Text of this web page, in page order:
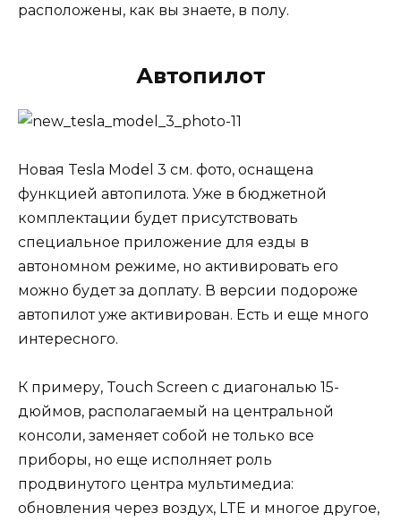
расположены, как вы знаете, в полу.
Автопилот
Новая Tesla Model 3 см. фото, оснащена
функцией автопилота. Уже в бюджетной
комплектации будет присутствовать
специальное приложение для езды в
автономном режиме, но активировать его
можно будет за доплату. В версии подороже
автопилот уже активирован. Есть и еще много
интересного.
К примеру, Touch Screen с диагональю 15-
дюймов, располагаемый на центральной
консоли, заменяет собой не только все
приборы, но еще исполняет роль
продвинутого центра мультимедиа:
обновления через воздух, LTE и многое другое,